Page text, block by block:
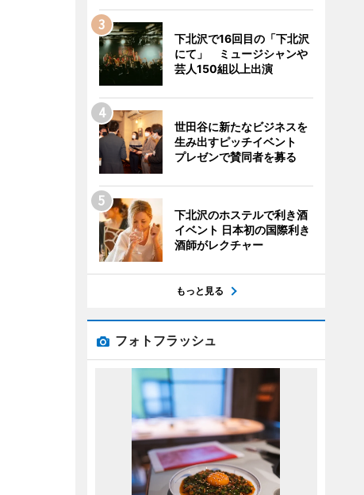
下北沢で16回目の「下北沢
にて」 ミュージシャンや
芸人150組以上出演
世田谷に新たなビジネスを
生み出すピッチイベント
プレゼンで賛同者を募る
下北沢のホステルで利き酒
イベント 日本初の国際利き
酒師がレクチャー
もっと見る
フォトフラッシュ